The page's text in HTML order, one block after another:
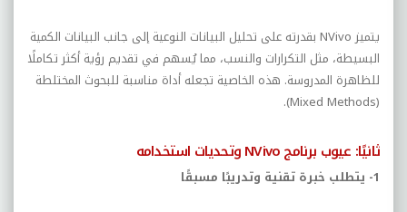
يتميزNVivo بقدرته على تحليل البيانات النوعية إلى جانب البيانات الكمية
البسيطة، مثل التكرارات والنسب، مما يُسهم في تقديم رؤية أكثر تكاملًا
للظاهرة المدروسة. هذه الخاصية تجعله أداة مناسبة للبحوث المختلطة
(
Mixed Methods
).
ثانيًا: عيوب برنامجNVivoوتحديات استخدامه
1- يتطلب خبرة تقنية وتدريبًا مسبقًا